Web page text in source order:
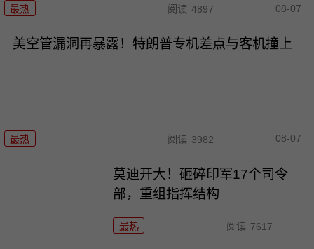
最热 阅读 4897 08-07
美空管漏洞再暴露！特朗普专机差点与客机撞上
最热 阅读 3982 08-07
莫迪开大！砸碎印军17个司令
部，重组指挥结构
最热 阅读 7617